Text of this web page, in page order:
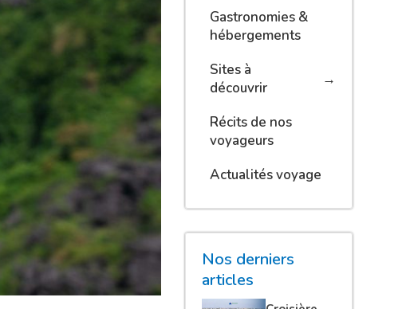
Gastronomies &
hébergements
Sites à
découvrir
Récits de nos
voyageurs
Actualités voyage
Nos derniers
articles